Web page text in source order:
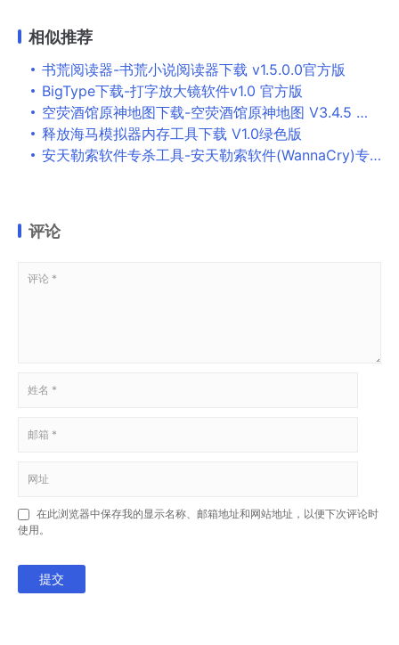
相似推荐
书荒阅读器-书荒小说阅读器下载 v1.5.0.0官方版
BigType下载-打字放大镜软件v1.0 官方版
空荧酒馆原神地图下载-空荧酒馆原神地图 V3.4.5 最新免费版
释放海马模拟器内存工具下载 V1.0绿色版
安天勒索软件专杀工具-安天勒索软件(WannaCry)专杀工具下载 v1.7绿色版
评论
在此浏览器中保存我的显示名称、邮箱地址和网站地址，以便下次评论时
使用。
提交